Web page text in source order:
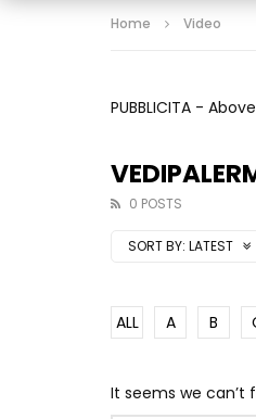
Home Video
PUBBLICITA -
0 POSTS
SORT BY: LATEST
ALL A B
It seems we can’t